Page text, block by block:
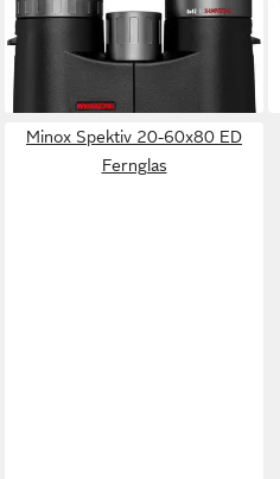
X-Universal 8x42 Fernglas
mtl. in 36 Raten
lieferbar - in 2-3 Werktagen bei dir
Minox Spektiv 20-60x80 ED
Fernglas